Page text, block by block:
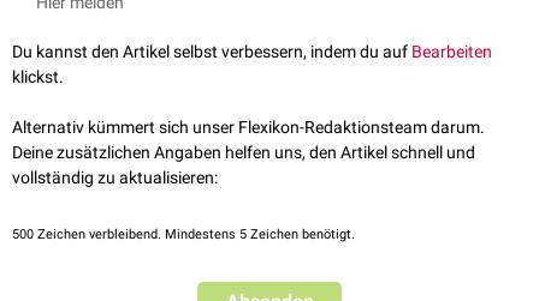
Serotonin
Adrenalin
Dopamin
Histamin
Melatonin
Du kannst den Artikel selbst verbessern, indem du auf Bearbeiten
klickst.
Alternativ kümmert sich unser Flexikon-Redaktionsteam darum.
Deine zusätzlichen Angaben helfen uns, den Artikel schnell und
vollständig zu aktualisieren:
500 Zeichen verbleibend. Mindestens 5 Zeichen benötigt.